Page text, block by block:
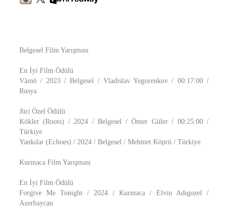
Belgesel Film Yarışması
En İyi Film Ödülü
Väınö / 2023 / Belgesel / Vladislav Yegorenkov / 00:17:00 /
Rusya
Jüri Özel Ödülü
Kökler (Roots) / 2024 / Belgesel / Ömer Güler / 00:25:00 /
Türkiye
Yankılar (Echoes) / 2024 / Belgesel / Mehmet Köprü / Türkiye
Kurmaca Film Yarışması
En İyi Film Ödülü
Forgive Me Tonight / 2024 / Kurmaca / Elvin Adıgozel /
Azerbaycan